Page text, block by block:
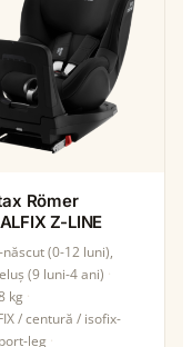
Römer
Z-LINE
născut (0-12 luni),
(9 luni-4 ani)
kg
/ centură / isofix-
leg